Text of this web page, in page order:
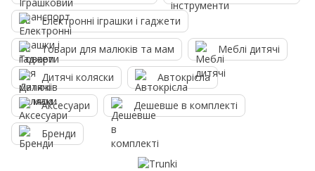
Електронні іграшки і гаджети
Товари для малюків та мам Меблі дитячі
Дитячі коляски Автокрісла
Аксесуари Дешевше в комплекті
Бренди